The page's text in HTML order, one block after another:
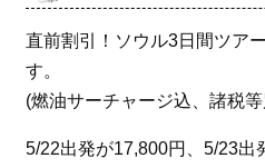
直前割引！ソウル3日間ツア
す。
(燃油サーチャージ込、諸税
5/22出発が17,800円、5/23出